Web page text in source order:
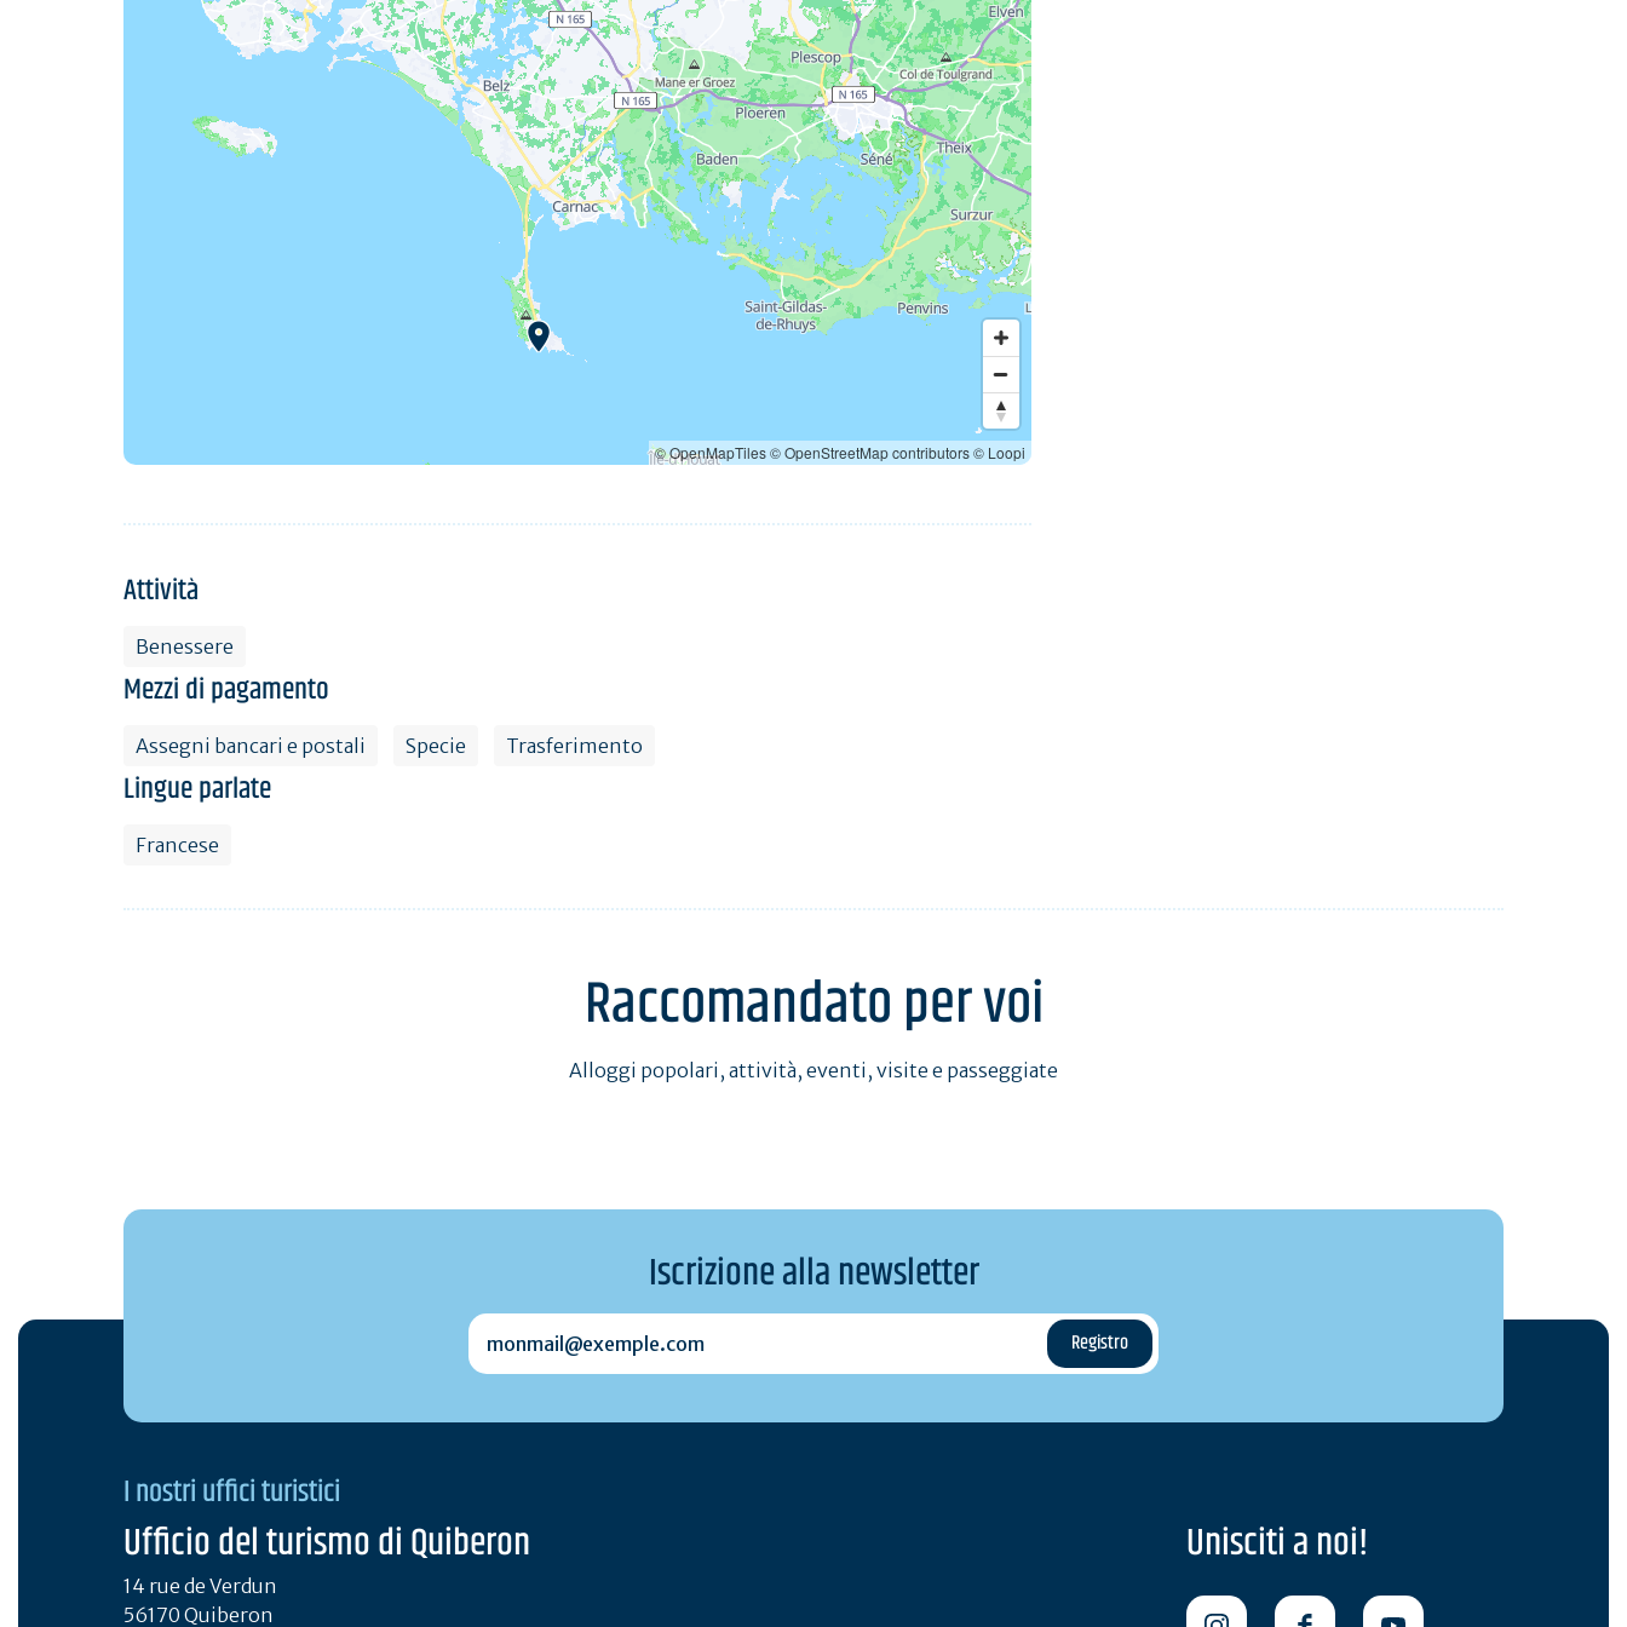
© OpenMapTiles© OpenStreetMap contributors© Loopi
Attività
Benessere
Mezzi di pagamento
Assegni bancari e postali Specie Trasferimento
Lingue parlate
Francese
Raccomandato per voi
Alloggi popolari, attività, eventi, visite e passeggiate
Iscrizione alla newsletter
monmail@exemple.com
I nostri uffici turistici
Ufficio del turismo di Quiberon
14 rue de Verdun
56170 Quiberon
Unisciti a noi!